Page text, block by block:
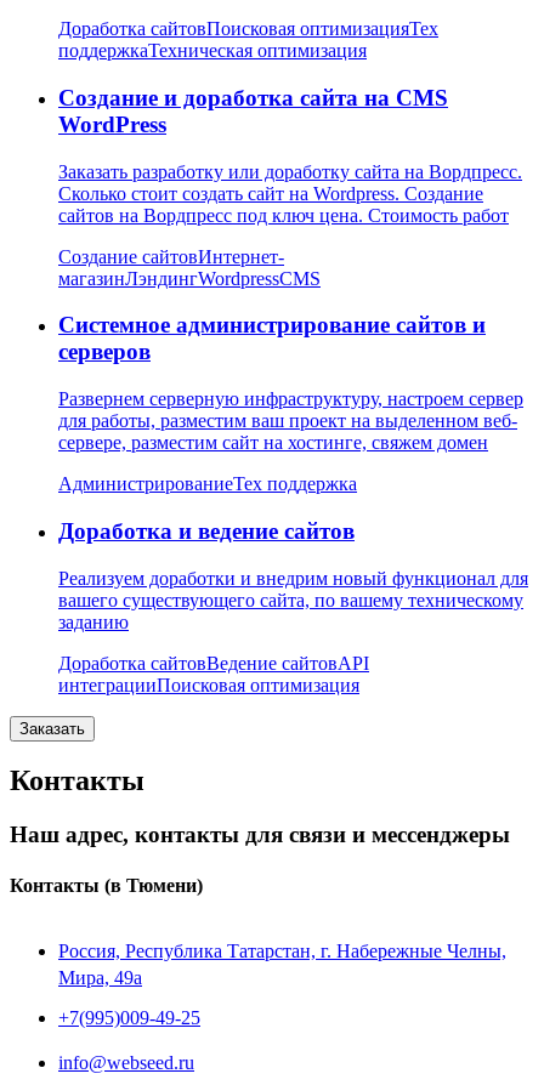
Доработка сайтовПоисковая оптимизацияТех
поддержкаТехническая оптимизация
Создание и доработка сайта на CMS
WordPress
Заказать разработку или доработку сайта на Вордпресс.
Сколько стоит создать сайт на Wordpress. Создание
сайтов на Вордпресс под ключ цена. Стоимость работ
Создание сайтовИнтернет-
магазинЛэндингWordpressCMS
Системное администрирование сайтов и
серверов
Развернем серверную инфраструктуру, настроем сервер
для работы, разместим ваш проект на выделенном веб-
сервере, разместим сайт на хостинге, свяжем домен
АдминистрированиеТех поддержка
Доработка и ведение сайтов
Реализуем доработки и внедрим новый функционал для
вашего существующего сайта, по вашему техническому
заданию
Доработка сайтовВедение сайтовAPI
интеграцииПоисковая оптимизация
Заказать
Контакты
Наш адрес, контакты для связи и мессенджеры
Контакты (в Тюмени)
Россия, Республика Татарстан, г. Набережные Челны,
Мира, 49a
+7(995)009-49-25
info@webseed.ru